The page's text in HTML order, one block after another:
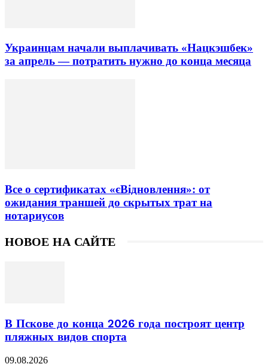
Украинцам начали выплачивать «Нацкэшбек»
за апрель — потратить нужно до конца месяца
Все о сертификатах «єВідновлення»: от
ожидания траншей до скрытых трат на
нотариусов
НОВОЕ НА САЙТЕ
В Пскове до конца 2026 года построят центр
пляжных видов спорта
09.08.2026